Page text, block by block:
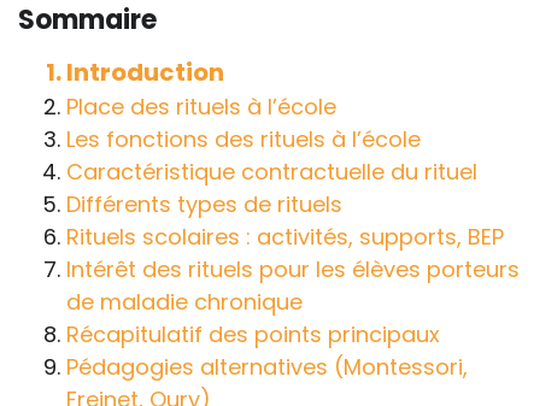
conséquences de la maladie ou du
handicap sur les apprentissages, cela ne
passe pas forcément pas l’exposé du
diagnostic en tant que tel.
Cette information doit être adaptée par
chacun, dans le respect de l’individu en
particulier, enfant et adulte, et prendre en
compte la variabilité d’une même
maladie ou handicap selon chaque
enfant.
La consultation d’informations sur un site
Sommaire
Introduction
Place des rituels à l’école
Les fonctions des rituels à l’école
Caractéristique contractuelle du rituel
Différents types de rituels
Rituels scolaires : activités, supports, BEP
Intérêt des rituels pour les élèves porteurs
de maladie chronique
Récapitulatif des points principaux
Pédagogies alternatives (Montessori,
Freinet, Oury)